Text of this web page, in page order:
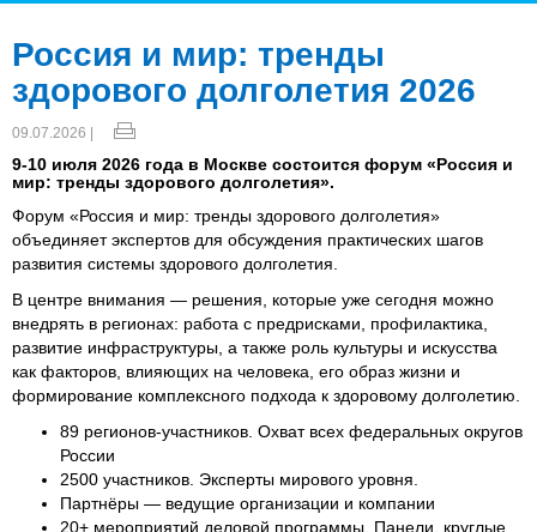
Россия и мир: тренды
здорового долголетия 2026
09.07.2026 |
9-10 июля 2026 года в Москве состоится форум «Россия и
мир: тренды здорового долголетия».
Форум «Россия и мир: тренды здорового долголетия»
объединяет экспертов для обсуждения практических шагов
развития системы здорового долголетия.
В центре внимания — решения, которые уже сегодня можно
внедрять в регионах: работа с предрисками, профилактика,
развитие инфраструктуры, а также роль культуры и искусства
как факторов, влияющих на человека, его образ жизни и
формирование комплексного подхода к здоровому долголетию.
89 регионов-участников. Охват всех федеральных округов
России
2500 участников. Эксперты мирового уровня.
Партнёры — ведущие организации и компании
20+ мероприятий деловой программы. Панели, круглые